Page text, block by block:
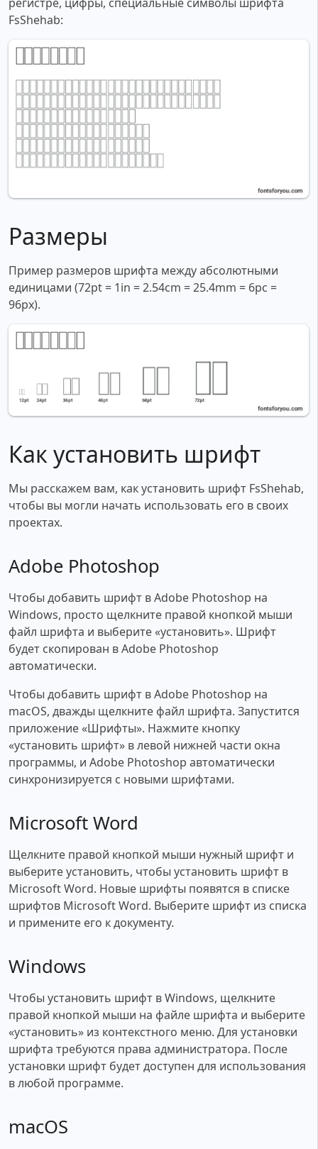
регистре, цифры, специальные символы шрифта
FsShehab:
Размеры
Пример размеров шрифта между абсолютными
единицами (72pt = 1in = 2.54cm = 25.4mm = 6pc =
96px).
Как установить шрифт
Мы расскажем вам, как установить шрифт FsShehab,
чтобы вы могли начать использовать его в своих
проектах.
Adobe Photoshop
Чтобы добавить шрифт в Adobe Photoshop на
Windows, просто щелкните правой кнопкой мыши
файл шрифта и выберите «установить». Шрифт
будет скопирован в Adobe Photoshop
автоматически.
Чтобы добавить шрифт в Adobe Photoshop на
macOS, дважды щелкните файл шрифта. Запустится
приложение «Шрифты». Нажмите кнопку
«установить шрифт» в левой нижней части окна
программы, и Adobe Photoshop автоматически
синхронизируется с новыми шрифтами.
Microsoft Word
Щелкните правой кнопкой мыши нужный шрифт и
выберите установить, чтобы установить шрифт в
Microsoft Word. Новые шрифты появятся в списке
шрифтов Microsoft Word. Выберите шрифт из списка
и примените его к документу.
Windows
Чтобы установить шрифт в Windows, щелкните
правой кнопкой мыши на файле шрифта и выберите
«установить» из контекстного меню. Для установки
шрифта требуются права администратора. После
установки шрифт будет доступен для использования
в любой программе.
macOS